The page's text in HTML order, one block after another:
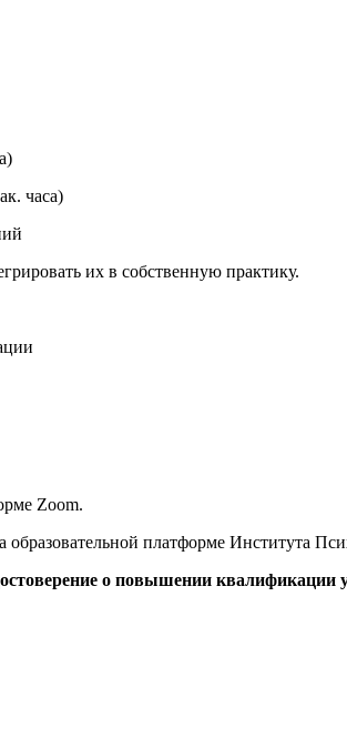
часа)
их в собственную практику.
Zoom.
платформе Института
о повышении квалификации